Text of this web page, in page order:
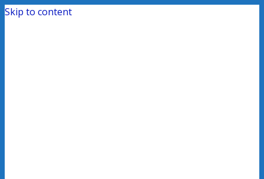
Skip to content